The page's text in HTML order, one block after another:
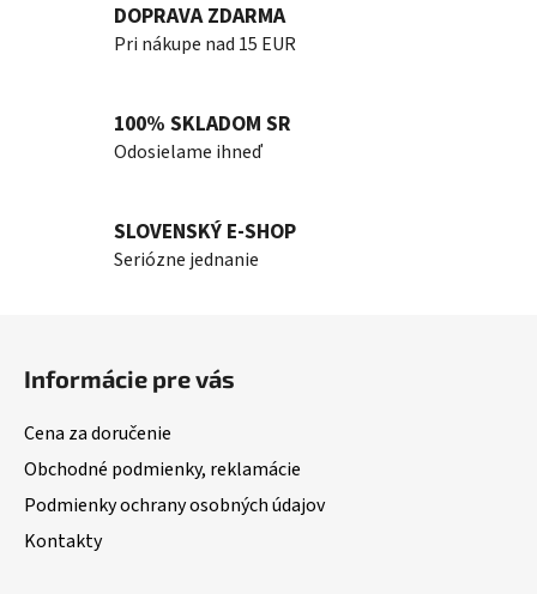
DOPRAVA ZDARMA
Pri nákupe nad 15 EUR
100% SKLADOM SR
Odosielame ihneď
SLOVENSKÝ E-SHOP
Seriózne jednanie
Informácie pre vás
Cena za doručenie
Obchodné podmienky, reklamácie
Podmienky ochrany osobných údajov
Kontakty